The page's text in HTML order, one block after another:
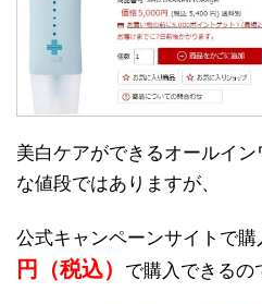
美白ケアができるオールイ
な値段ではありますが、
公式キャンペーンサイトで購
円（税込）
で購入できるの